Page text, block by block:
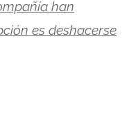
han
es deshacerse